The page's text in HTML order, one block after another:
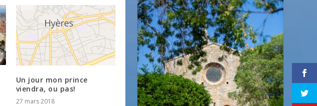
Un jour mon prince
viendra, ou pas!
27 mars 2018